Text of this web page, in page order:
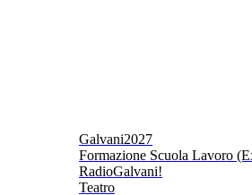
Galvani2027
Formazione Scuola Lavoro
RadioGalvani!
Teatro